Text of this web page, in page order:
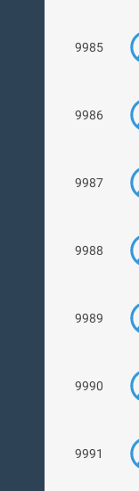
9985
9986
9987
9988
9989
9990
9991